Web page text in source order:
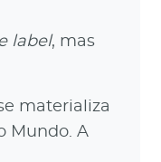
label, mas
materializa
Mundo. A